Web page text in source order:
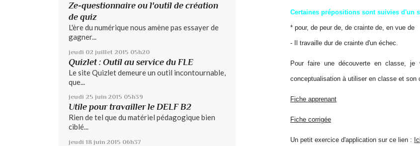
Ze-questionnaire ou l'outil de création
de quiz
L'ère du numérique nous amène pas essayer de
gagner...
jeudi 02 juillet 2015 05h20
Quizlet : Outil au service du FLE
Le site Quizlet demeure un outil incontournable,
que...
jeudi 25 juin 2015 05h39
Utile pour travailler le DELF B2
Rien de tel que du matériel pédagogique bien
ciblé...
jeudi 18 juin 2015 06h37
Certaines prépositions sont suivies d'un
* pour, de peur de, de crainte de, en vue de
- Il travaille dur de crainte d'un échec.
Pour faire une découverte en classe,
conceptualisation à utiliser en classe et son
Fiche apprenant
Fiche corrigée
Un petit exercice d'application sur ce lien : Ici